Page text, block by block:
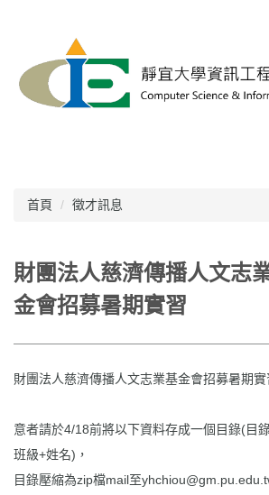
內
首頁 徵才訊息
財團法人慈濟傳播人文志
金會招募暑期實習
財團法人慈濟傳播人文志業基金會招募暑期實
意者請於4/18前將以下資料存成一個目錄(目錄
班級+姓名)，
目錄壓縮為zip檔mail至